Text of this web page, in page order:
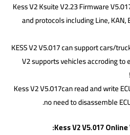
3. Kess V2 Ksuite V2.23 Firmware
and protocols including Line, KAN,
4. KESS V2 V5.017 can support cars/
V2 supports vehicles accroding to
5. Kess V2 V5.017can read and write
no need to disassemble
Kess V2 V5.017